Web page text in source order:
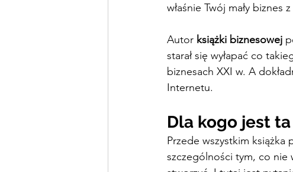
właśnie Twój mały biznes
Autor książki biznesowej
starał się wyłapać co
biznesach XXI w. A
Internetu.
Dla kogo jest
Przede wszystkim książka
szczególności tym, co nie